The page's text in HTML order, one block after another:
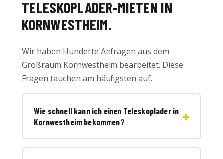
TELESKOPLADER-MIETEN IN
KORNWESTHEIM.
Wir haben Hunderte Anfragen aus dem
Großraum Kornwestheim bearbeitet. Diese
Fragen tauchen am häufigsten auf.
Wie schnell kann ich einen Teleskoplader in
Kornwestheim bekommen?